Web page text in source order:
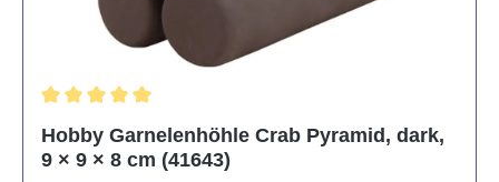
Hobby Garnelenhöhle Crab Pyramid, dark,
9 × 9 × 8 cm (41643)